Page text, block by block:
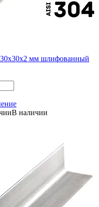
мм шлифованный
В наличии